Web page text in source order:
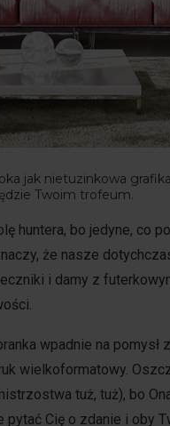
jak nietuzinkowa
Twoim trofeum.
huntera, bo jedyne, co
że nasze
i damy z
wpadnie na
wielkoformatowy.
tuż, tuż), bo
Cię o zdanie i oby